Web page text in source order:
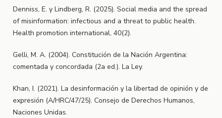
Denniss, E. y Lindberg, R. (2025). Social media and the spread
of misinformation: infectious and a threat to public health.
Health promotion international, 40(2).
Gelli, M. A. (2004). Constitución de la Nación Argentina:
comentada y concordada (2a ed.). La Ley.
Khan, I. (2021). La desinformación y la libertad de opinión y de
expresión (A/HRC/47/25). Consejo de Derechos Humanos,
Naciones Unidas.